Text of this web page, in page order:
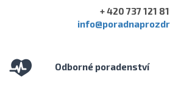
+ 420 737 121
Odborné poradenství